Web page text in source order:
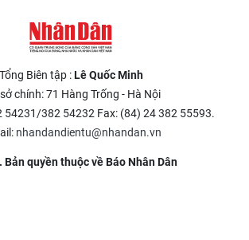
Tổng Biên tập :Lê Quốc Minh
chính: 71 Hàng Trống - Hà Nội
54231/382 54232 Fax: (84) 24 382 55593.
nhandandientu@nhandan.vn
quyền thuộc về Báo Nhân Dân